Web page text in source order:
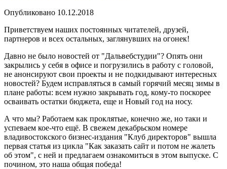
Опубликовано 10.12.2018
Приветствуем наших постоянных читателей, друзей,
партнеров и всех остальных, заглянувших на огонек!
Давно не было новостей от "Дальвебстудии"? Опять они
закрылись у себя в офисе и погрузились в работу с головой,
не анонсируют свои проекты и не подкидывают интересных
новостей? Будем исправляться в самый горячий месяц зимы в
плане работы: всем нужно закрывать год, кому-то поскорее
осваивать остатки бюджета, еще и Новый год на носу.
А что мы? Работаем как проклятые, конечно же, но таки и
успеваем кое-что ещё. В свежем декабрьском номере
владивостокского бизнес-издания "Клуб директоров" вышла
первая статья из цикла "Как заказать сайт и потом не жалеть
об этом", с ней и предлагаем ознакомиться в этом выпуске. С
почином, это наша общая победа!